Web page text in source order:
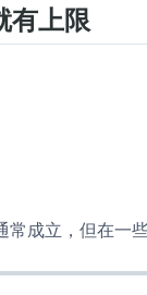
有上限
成立，但在一